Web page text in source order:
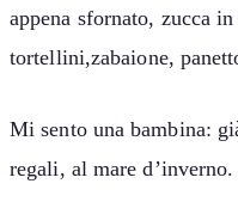
appena sfornato, zucca
tortellini,zabaione,
Mi sento una bambina:
regali, al mare d’inverno.